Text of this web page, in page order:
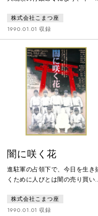
った。収容所の数は国内に十か
所。前年の真珠湾攻撃により太平
洋戦争がはじまり、アメリカは
系人の隔離政策を行ったのだ。
自国民を日系であるという理由だ
けで市民権を剥奪し、収容所に閉
じこめ監視する。合衆国憲法違反
である。 さて、舞台はカリフォ
ルニア州の砂漠地帯マンザナ。バ
ラックの強制収容所の一室。 朗
株式会社こまつ座
1990.01.01 収録
闇に咲く花
進駐軍の占領下で、今日を生き
くために人びとは闇の売り買い
くし、夫を亡くし、友を亡くした
人びとが、世の中の新しい枠組み
株式会社こまつ座
1990.01.01 収録